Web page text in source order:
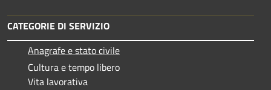
CATEGORIE DI SERVIZIO
Anagrafe e stato civile
Cultura e tempo libero
Vita lavorativa